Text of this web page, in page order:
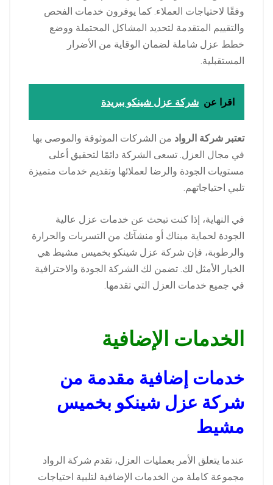
وفقًا لاحتياجات العملاء. كما يوفرون خدمات الفحص
والتقييم المتقدمة لتحديد المشاكل المحتملة ووضع
خطط عزل شاملة لضمان الوقاية من الأضرار
المستقبلية.
اقرا عن شركة عزل شينكو ببريدة
تعتبر شركة الرواد من الشركات الموثوقة والموصى بها
في مجال العزل. تسعى الشركة دائمًا لتحقيق أعلى
مستويات الجودة والرضا لعملائها وتقديم خدمات متميزة
تلبي احتياجاتهم.
في النهاية، إذا كنت تبحث عن خدمات عزل عالية
الجودة لحماية مبناك أو منشآتك من التسربات والحرارة
والرطوبة، فإن شركة عزل شينكو بخميس مشيط هي
الخيار الأمثل لك. تضمن لك الشركة الجودة والاحترافية
في جميع خدمات العزل التي تقدمها.
الخدمات الإضافية
خدمات إضافية مقدمة من
شركة عزل شينكو بخميس
مشيط
عندما يتعلق الأمر بعمليات العزل، تقدم شركة الرواد
مجموعة كاملة من الخدمات الإضافية لتلبية احتياجات